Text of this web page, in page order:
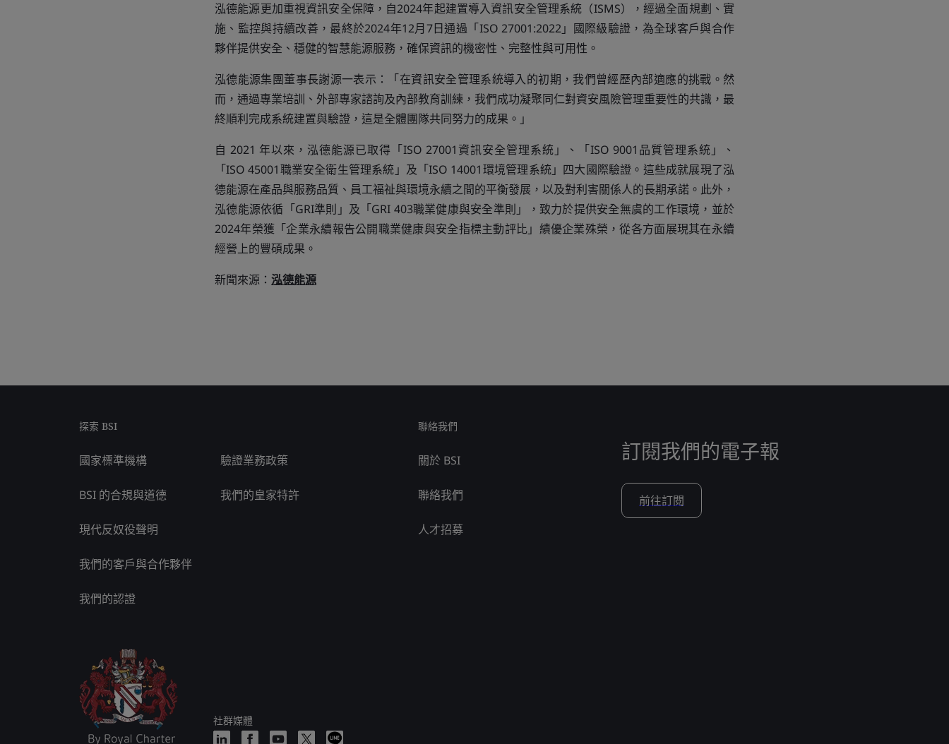
泓德能源更加重視資訊安全保障，自2024年起建置導入資訊安全管理系統（ISMS），經過全面規劃、實
施、監控與持續改善，最終於2024年12月7日通過「ISO 27001:2022」國際級驗證，為全球客戶與合作
夥伴提供安全、穩健的智慧能源服務，確保資訊的機密性、完整性與可用性。
泓德能源集團董事長謝源一表示：「在資訊安全管理系統導入的初期，我們曾經歷內部適應的挑戰。然
而，通過專業培訓、外部專家諮詢及內部教育訓練，我們成功凝聚同仁對資安風險管理重要性的共識，最
終順利完成系統建置與驗證，這是全體團隊共同努力的成果。」
自 2021 年以來，泓德能源已取得「ISO 27001資訊安全管理系統」、「ISO 9001品質管理系統」、
「ISO 45001職業安全衛生管理系統」及「ISO 14001環境管理系統」四大國際驗證。這些成就展現了泓
德能源在產品與服務品質、員工福祉與環境永續之間的平衡發展，以及對利害關係人的長期承諾。此外，
泓德能源依循「GRI準則」及「GRI 403職業健康與安全準則」，致力於提供安全無虞的工作環境，並於
2024年榮獲「企業永續報告公開職業健康與安全指標主動評比」績優企業殊榮，從各方面展現其在永續
經營上的豐碩成果。
新聞來源： 泓德能源
探索 BSI
國家標準機構
BSI 的合規與道德
現代反奴役聲明
我們的客戶與合作夥伴
我們的認證
驗證業務政策
我們的皇家特許
社群媒體
聯絡我們
關於 BSI
聯絡我們
人才招募
訂閱我們的電子報
前往訂閱